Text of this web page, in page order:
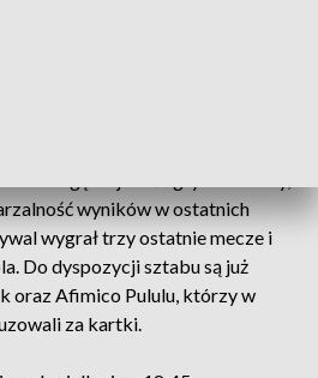
wyników w ostatnich
wygrał trzy ostatnie mecze i
Do dyspozycji sztabu są już
oraz Afimico Pululu, którzy w
za kartki.